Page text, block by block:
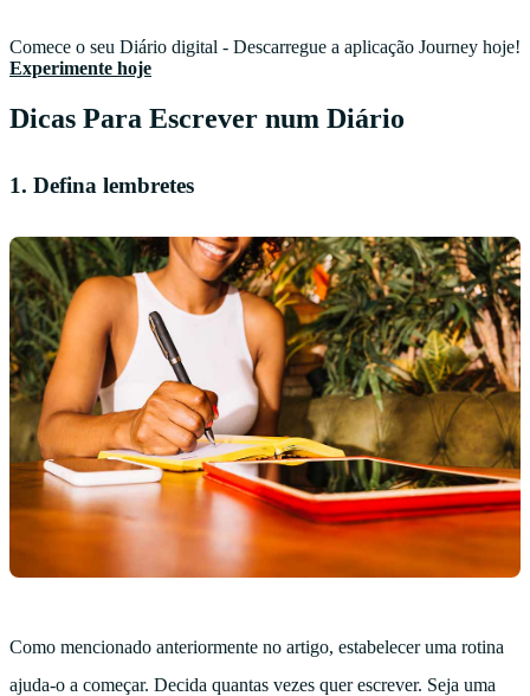
Comece o seu Diário digital - Descarregue a aplicação Journey hoje!
Experimente hoje
Dicas Para Escrever num Diário
1. Defina lembretes
Como mencionado anteriormente no artigo, estabelecer uma rotina
ajuda-o a começar. Decida quantas vezes quer escrever. Seja uma